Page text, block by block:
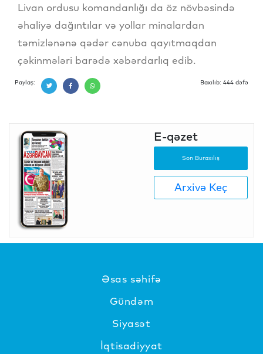
Livan ordusu komandanlığı da öz növbəsində
əhaliyə dağıntılar və yollar minalardan
təmizlənənə qədər cənuba qayıtmaqdan
çəkinmələri barədə xəbərdarlıq edib.
Paylaş: Baxılıb: 444 dəfə
E-qəzet
Son Buraxılış
Arxivə Keç
Əsas səhifə
Gündəm
Siyasət
İqtisadiyyat